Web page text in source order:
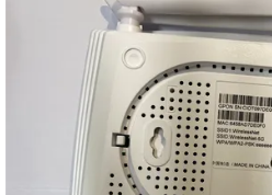
PRIVACY
POLICY